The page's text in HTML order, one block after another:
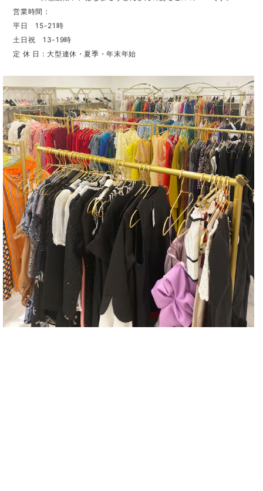
営業時間：
平日 15-21時
土日祝 13-19時
定 休 日：大型連休・夏季・年末年始